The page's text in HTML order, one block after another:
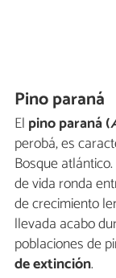
Pino paraná
El pino paraná (
perobá, es
Bosque
de vida ronda
de crecimiento
llevada acabo
poblaciones de
de extinción.